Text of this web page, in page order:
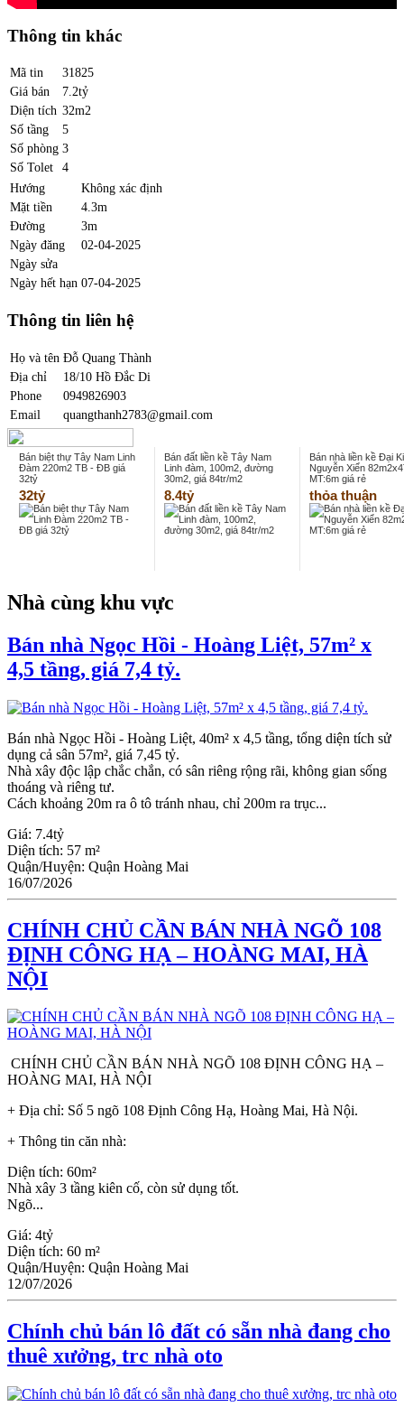
Thông tin khác
Mã tin
31825
Giá bán
7.2tỷ
Diện tích 32m2
Số tầng
5
Số phòng 3
Số Tolet
4
Hướng
Không xác định
Mặt tiền
4.3m
Đường
3m
Ngày đăng
02-04-2025
Ngày sửa
Ngày hết hạn 07-04-2025
Thông tin liên hệ
Họ và tên Đỗ Quang Thành
Địa chỉ
18/10 Hồ Đắc Di
Phone
0949826903
Email
quangthanh2783@gmail.com
Bán biệt thự Tây Nam Linh
Đàm 220m2 TB - ĐB giá
32tỷ
32tỷ
Bán đất liền kề Tây Nam
Linh đàm, 100m2, đường
30m2, giá 84tr/m2
8.4tỷ
Bán nhà liền kề Đại
Nguyễn Xiển
MT:6m giá rẻ
thỏa thuận
Nhà cùng khu vực
Bán nhà Ngọc Hồi - Hoàng Liệt, 57m² x
4,5 tầng, giá 7,4 tỷ.
Bán nhà Ngọc Hồi - Hoàng Liệt, 40m² x 4,5 tầng, tổng diện tích sử
dụng cả sân 57m², giá 7,45 tỷ.
Nhà xây độc lập chắc chắn, có sân riêng rộng rãi, không gian sống
thoáng và riêng tư.
Cách khoảng 20m ra ô tô tránh nhau, chỉ 200m ra trục...
Giá: 7.4tỷ
Diện tích: 57 m²
Quận/Huyện: Quận Hoàng Mai
16/07/2026
CHÍNH CHỦ CẦN BÁN NHÀ NGÕ 108
ĐỊNH CÔNG HẠ – HOÀNG MAI, HÀ
NỘI
CHÍNH CHỦ CẦN BÁN NHÀ NGÕ 108 ĐỊNH CÔNG HẠ –
HOÀNG MAI, HÀ NỘI
+ Địa chỉ: Số 5 ngõ 108 Định Công Hạ, Hoàng Mai, Hà Nội.
+ Thông tin căn nhà:
Diện tích: 60m²
Nhà xây 3 tầng kiên cố, còn sử dụng tốt.
Ngõ...
Giá: 4tỷ
Diện tích: 60 m²
Quận/Huyện: Quận Hoàng Mai
12/07/2026
Chính chủ bán lô đất có sẵn nhà đang cho
thuê xưởng, trc nhà oto